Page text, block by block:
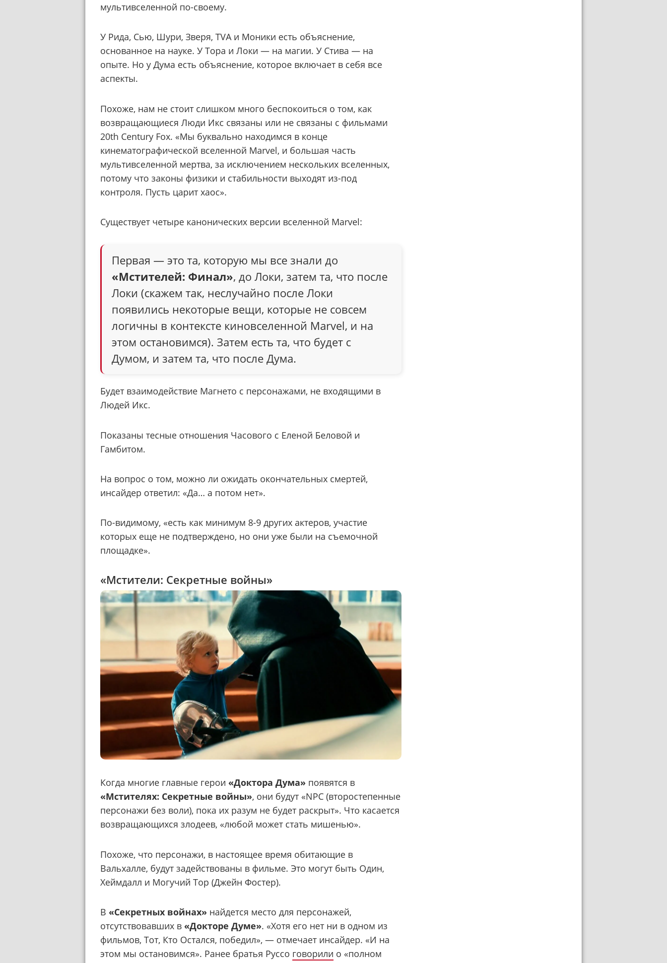
мультивселенной по-своему.
У Рида, Сью, Шури, Зверя, TVA и Моники есть объяснение,
основанное на науке. У Тора и Локи — на магии. У Стива — на
опыте. Но у Дума есть объяснение, которое включает в себя все
аспекты.
Похоже, нам не стоит слишком много беспокоиться о том, как
возвращающиеся Люди Икс связаны или не связаны с фильмами
20th Century Fox. «Мы буквально находимся в конце
кинематографической вселенной Marvel, и большая часть
мультивселенной мертва, за исключением нескольких вселенных,
потому что законы физики и стабильности выходят из-под
контроля. Пусть царит хаос».
Существует четыре канонических версии вселенной Marvel:
Первая — это та, которую мы все знали до
«Мстителей: Финал», до Локи, затем та, что после
Локи (скажем так, неслучайно после Локи
появились некоторые вещи, которые не совсем
логичны в контексте киновселенной Marvel, и на
этом остановимся). Затем есть та, что будет с
Думом, и затем та, что после Дума.
Будет взаимодействие Магнето с персонажами, не входящими в
Людей Икс.
Показаны тесные отношения Часового с Еленой Беловой и
Гамбитом.
На вопрос о том, можно ли ожидать окончательных смертей,
инсайдер ответил: «Да… а потом нет».
По-видимому, «есть как минимум 8-9 других актеров, участие
которых еще не подтверждено, но они уже были на съемочной
площадке».
«Мстители: Секретные войны»
Когда многие главные герои «Доктора Дума» появятся в
«Мстителях: Секретные войны», они будут «NPC (второстепенные
персонажи без воли), пока их разум не будет раскрыт». Что касается
возвращающихся злодеев, «любой может стать мишенью».
Похоже, что персонажи, в настоящее время обитающие в
Вальхалле, будут задействованы в фильме. Это могут быть Один,
Хеймдалл и Могучий Тор (Джейн Фостер).
В «Секретных войнах» найдется место для персонажей,
отсутствовавших в «Докторе Думе». «Хотя его нет ни в одном из
фильмов, Тот, Кто Остался, победил», — отмечает инсайдер. «И на
этом мы остановимся». Ранее братья Руссо говорили о «полном